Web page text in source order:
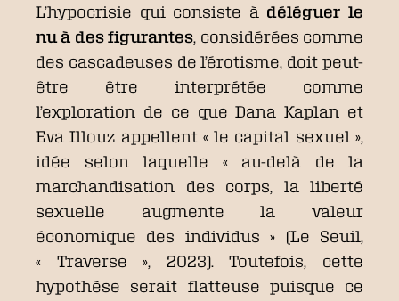
L’hypocrisie qui consiste à déléguer le
nu à des figurantes, considérées comme
des cascadeuses de l’érotisme, doit peut-
être être interprétée comme
l’exploration de ce que Dana Kaplan et
Eva Illouz appellent « le capital sexuel »,
idée selon laquelle « au-delà de la
marchandisation des corps, la liberté
sexuelle augmente la valeur
économique des individus » (Le Seuil,
« Traverse », 2023). Toutefois, cette
hypothèse serait flatteuse puisque ce